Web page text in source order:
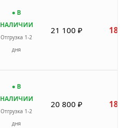
● В
НАЛИЧИИ
Отгрузка 1-2
дня
21 100 ₽ 18
● В
НАЛИЧИИ
Отгрузка 1-2
дня
20 800 ₽ 18